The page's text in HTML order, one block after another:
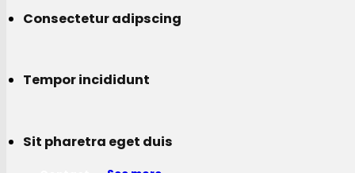
Consectetur adipscing
Tempor incididunt
Sit pharetra eget duis